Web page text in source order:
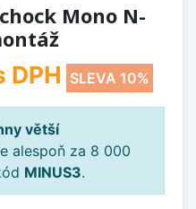
Mono N-
DPH SLEVA 10%
větší
alespoň za 8 000
MINUS3.